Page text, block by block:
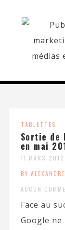
TABLETTES
Sortie de
en mai
11 MARS 2012
BY
AUCUN
Face au
Google